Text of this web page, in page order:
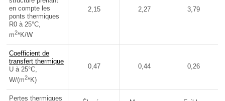
en compte les
ponts thermiques
R0 à 25°C,
m2*K/W
2,15 2,27 3,79
Coefficient de
transfert thermique
U à 25°C,
W/(m2*K)
0,47 0,44 0,26
Pertes thermiques